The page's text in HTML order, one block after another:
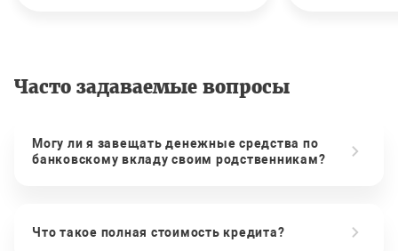
Часто задаваемые вопросы
Могу ли я завещать денежные средства по
банковскому вкладу своим родственникам?
Что такое полная стоимость кредита?